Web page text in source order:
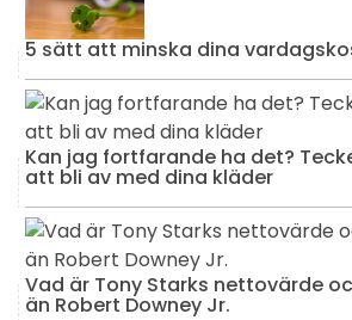
5 sätt att minska dina
Kan jag fortfarande ha det?
att bli av med dina kläder
Vad är Tony Starks nettovärde
än Robert Downey Jr.